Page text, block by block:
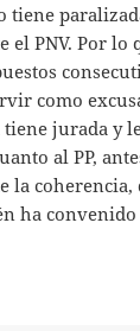
tiene
el PNV. Por lo
como
jurada y
al PP,
la coherencia,
ha